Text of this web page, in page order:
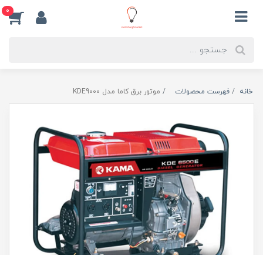
0
خانه فهرست محصولات موتور برق کاما مدل KDE9000